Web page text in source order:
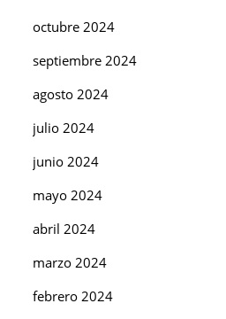
octubre 2024
septiembre 2024
agosto 2024
julio 2024
junio 2024
mayo 2024
abril 2024
marzo 2024
febrero 2024